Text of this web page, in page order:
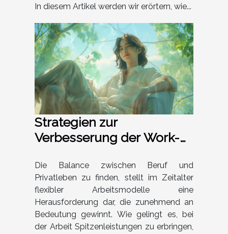
In diesem Artikel werden wir erörtern, wie...
Strategien zur
Verbesserung der Work-
Arbeitsmodellen
Die Balance zwischen Beruf und
Privatleben zu finden, stellt im Zeitalter
flexibler Arbeitsmodelle eine
Herausforderung dar, die zunehmend an
Bedeutung gewinnt. Wie gelingt es, bei
der Arbeit Spitzenleistungen zu erbringen,